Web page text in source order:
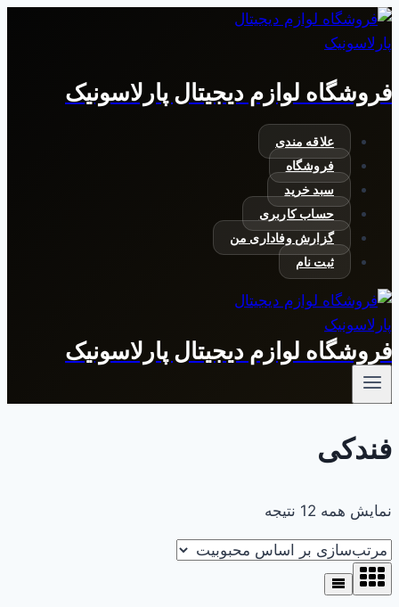
بازگشت
به
فروشگاه لوازم دیجیتال پارلاسونیک
علاقه مندی
فروشگاه
سبد خرید
حساب کاربری
گزارش وفاداری من
ثبت نام
فروشگاه لوازم دیجیتال پارلاسونیک
فندکی
نمایش همه 12 نتیجه
اساس